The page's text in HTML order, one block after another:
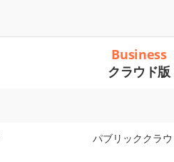
Business
クラウド版
パブリッククラ